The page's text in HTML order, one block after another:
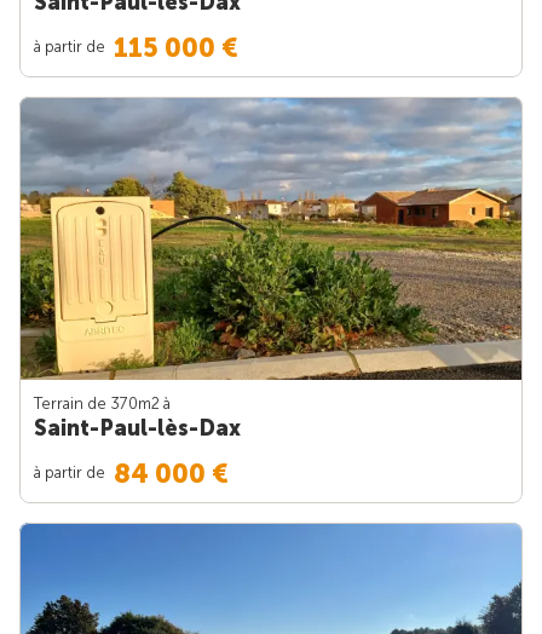
à partir de 115 000 €
Terrain de 370m2 à
Saint-Paul-lès-Dax
à partir de 84 000 €